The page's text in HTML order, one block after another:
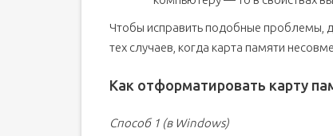
Чтобы исправить подобные проблемы,
тех случаев, когда карта памяти
Как отформатировать карту
Способ 1 (в Windows)